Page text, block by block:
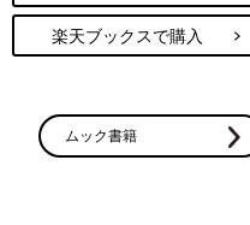
楽天ブックスで購入
ムック書籍